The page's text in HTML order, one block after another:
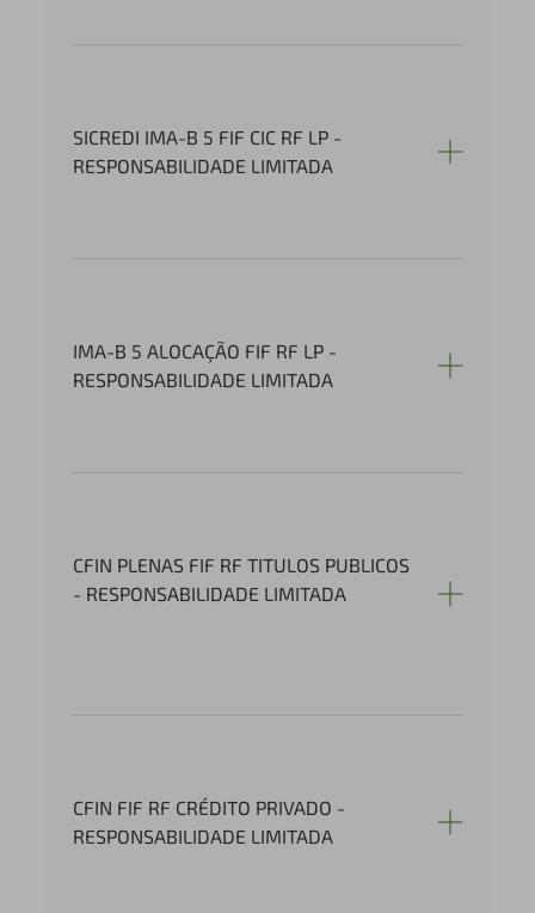
SICREDI IMA-B 5 FIF CIC RF LP -
RESPONSABILIDADE LIMITADA
IMA-B 5 ALOCAÇÃO FIF RF LP -
RESPONSABILIDADE LIMITADA
CFIN PLENAS FIF RF TITULOS PUBLICOS
- RESPONSABILIDADE LIMITADA
CFIN FIF RF CRÉDITO PRIVADO -
RESPONSABILIDADE LIMITADA